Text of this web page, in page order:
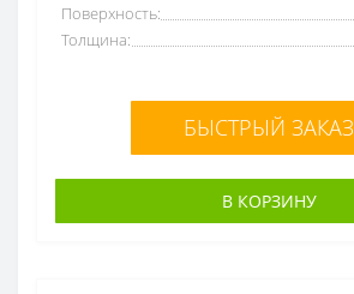
Поверхность:
Толщина:
БЫСТРЫЙ ЗАКАЗ
В КОРЗИНУ